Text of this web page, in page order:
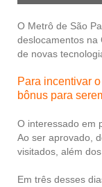
O Metrô de São
deslocamentos na
de novas
Para incentivar
bônus para
O interessado em
Ao ser aprovado,
visitados, além
Em três desses